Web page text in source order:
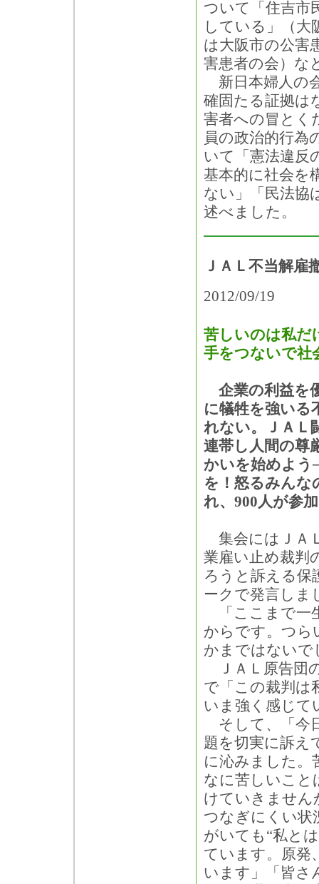
ついて「住吉市
している」（大
は大阪市の公害
害患者の会）な
新日本婦人の
確固たる証拠は
害者への冒とく
員の政治的行為
いて「憲法違反
基本的に社会を
ない」「民法協
述べました。
ＪＡＬ不当解雇
2012/09/19
苦しいのは私だ
手をつないで社
企業の利益を
に犠牲を強いる
れない。ＪＡＬ
連帯し人間の尊
かいを始めよう
を！怒るみんな
れ、900人が参
集会にはＪＡ
業雇い止め裁判
ろうと訴える保
ークで発言しま
「ここまで一
からです。つら
かまではない
ＪＡＬ原告団
で「この裁判は
いま強く感じて
そして、「今
題を切実に訴え
に沁みました。
なに苦しいこと
けていきません
つなぎにくい状
がいても“私と
ています。原発
います」「皆さ